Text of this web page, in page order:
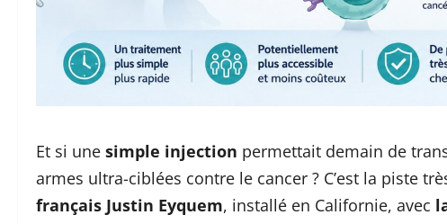
Et si une simple injection permettait demain de
armes ultra-ciblées contre le cancer ? C’est la piste
français Justin Eyquem, installé en Californie, avec